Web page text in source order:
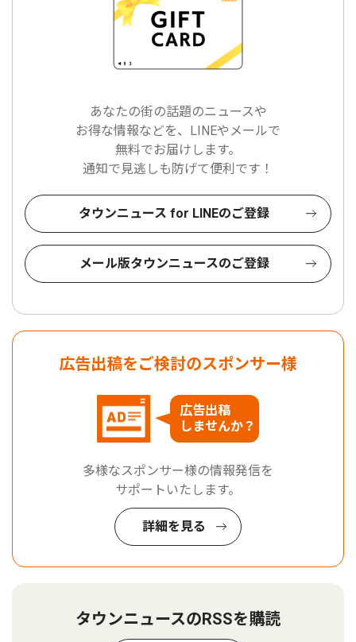
あなたの街の話題のニュースや
お得な情報などを、LINEやメールで
無料でお届けします。
通知で見逃しも防げて便利です！
タウンニュース for LINEのご登録
メール版タウンニュースのご登録
広告出稿をご検討のスポンサー様
広告出稿
しませんか？
多様なスポンサー様の情報発信を
サポートいたします。
詳細を見る
タウンニュースのRSSを購読